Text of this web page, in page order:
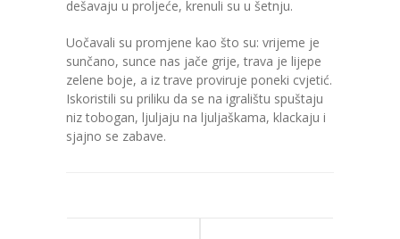
---- Sunčica
---- Zeko
---- Zvjezdica
---- Zvončica
dešavaju u proljeće, krenuli su u šetnju.
Uočavali su promjene kao što su: vrijeme je
sunčano, sunce nas jače grije, trava je lijepe
zelene boje, a iz trave proviruje poneki cvjetić.
Iskoristili su priliku da se na igralištu spuštaju
niz tobogan, ljuljaju na ljuljaškama, klackaju i
sjajno se zabave.